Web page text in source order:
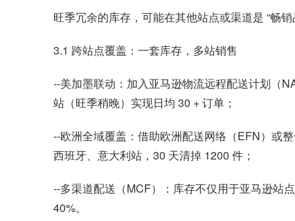
旺季冗余的库存，可能在其他站点或渠道是 “畅
3.1 跨站点覆盖：一套库存，多站销售
--美加墨联动：加入亚马逊物流远程配送计划（
站（旺季稍晚）实现日均 30 + 订单；
--欧洲全域覆盖：借助欧洲配送网络（EFN）或
西班牙、意大利站，30 天清掉 1200 件；
--多渠道配送（MCF）：库存不仅用于亚马逊站
40%。